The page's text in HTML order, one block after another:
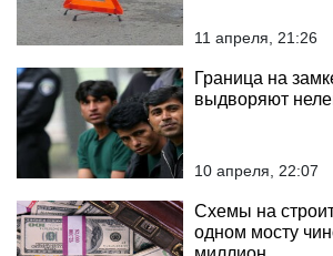
11 апреля, 21:26
Граница на
10 апреля, 22:07
Схемы на
одном мосту